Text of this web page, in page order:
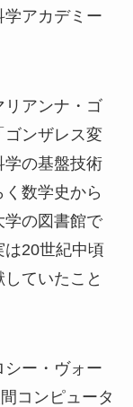
アカデミー
リアンナ・ゴ
ゴンザレス変
学の基盤技術
数学史から
学の図書館で
20世紀中頃
ていたこと
ー・ヴォー
コンピュータ